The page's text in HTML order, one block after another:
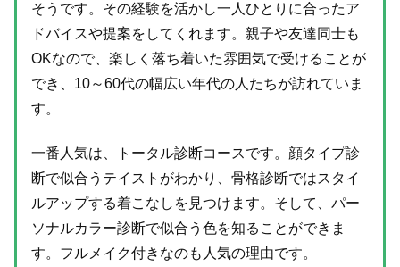
そうです。その経験を活かし一人ひとりに合ったア
ドバイスや提案をしてくれます。親子や友達同士も
OKなので、楽しく落ち着いた雰囲気で受けることが
でき、10～60代の幅広い年代の人たちが訪れていま
す。
一番人気は、トータル診断コースです。顔タイプ診
断で似合うテイストがわかり、骨格診断ではスタイ
ルアップする着こなしを見つけます。そして、パー
ソナルカラー診断で似合う色を知ることができま
す。フルメイク付きなのも人気の理由です。